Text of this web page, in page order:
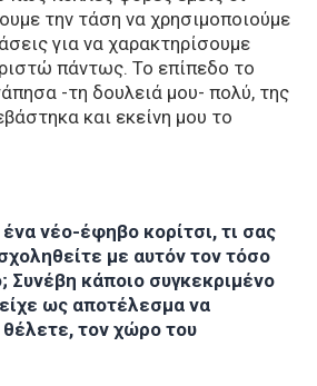
την τάση να χρησιμοποιούμε
για να χαρακτηρίσουμε
πάντως. Το επίπεδο το
-τη δουλειά μου- πολύ, της
και εκείνη μου το
νέο-έφηβο κορίτσι, τι σας
με αυτόν τον τόσο
Συνέβη κάποιο συγκεκριμένο
ως αποτέλεσμα να
τον χώρο του